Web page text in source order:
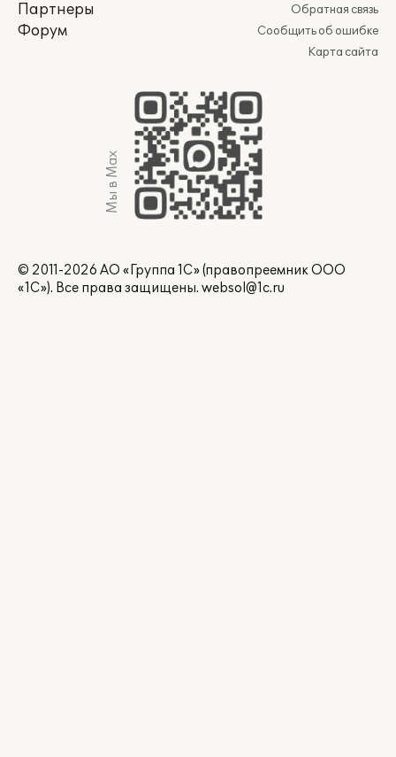
Партнеры
Форум
Обратная связь
Сообщить об ошибке
Карта сайта
Мы в Max
© 2011-2026 АО «Группа 1С» (правопреемник ООО
«1С»). Все права защищены. websol@1c.ru